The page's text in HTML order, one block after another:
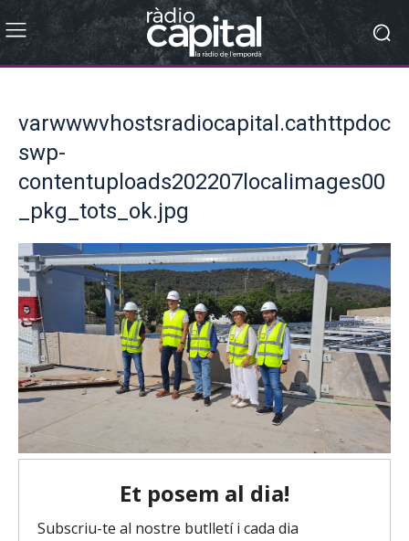
varwwwvhostsradiocapital.cathttpdoc
swp-
contentuploads202207localimages00
_pkg_tots_ok.jpg